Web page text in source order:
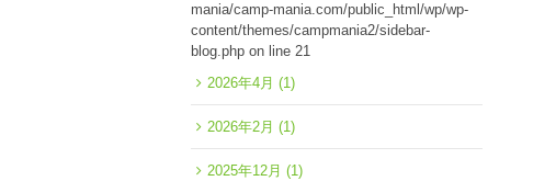
mania/camp-mania.com/public_html/wp/wp-
content/themes/campmania2/sidebar-
blog.phpon line 21
2026年4月 (1)
2026年2月 (1)
2025年12月 (1)